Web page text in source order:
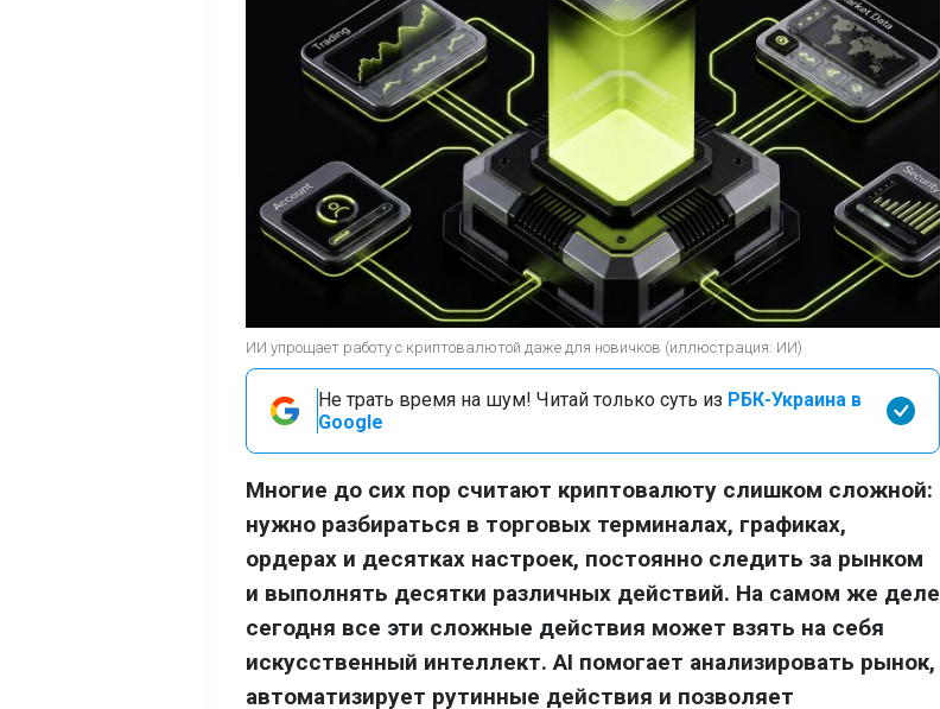
ИИ упрощает работу с криптовалютой даже для новичков (иллюстрация: ИИ)
Не трать время на шум! Читай только суть из РБК-Украина в
Google
Многие до сих пор считают криптовалюту слишком сложной:
нужно разбираться в торговых терминалах, графиках,
ордерах и десятках настроек, постоянно следить за рынком
и выполнять десятки различных действий. На самом же деле
сегодня все эти сложные действия может взять на себя
искусственный интеллект. AI помогает анализировать рынок,
автоматизирует рутинные действия и позволяет